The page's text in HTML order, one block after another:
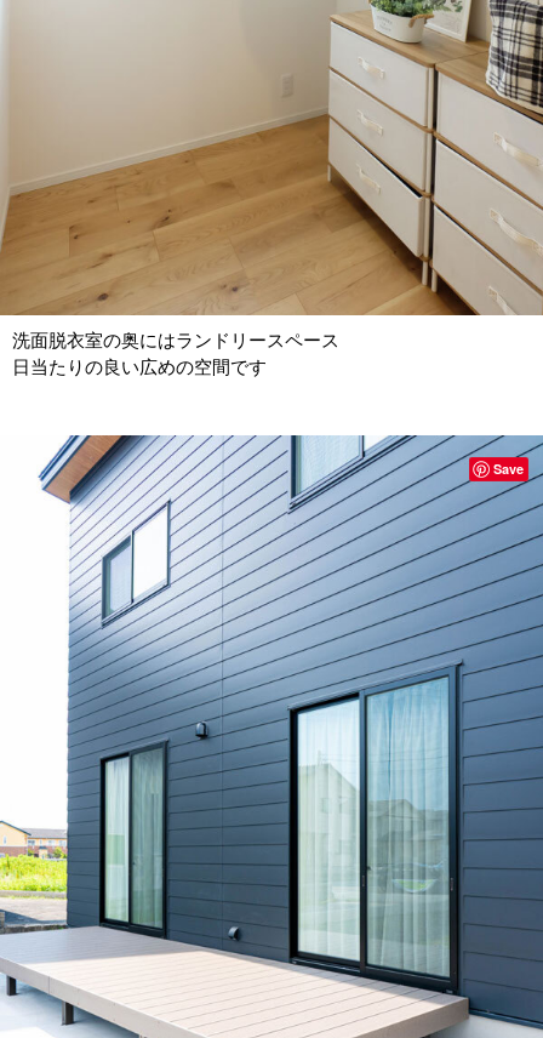
洗面脱衣室の奥にはランドリースペース
日当たりの良い広めの空間です
Save